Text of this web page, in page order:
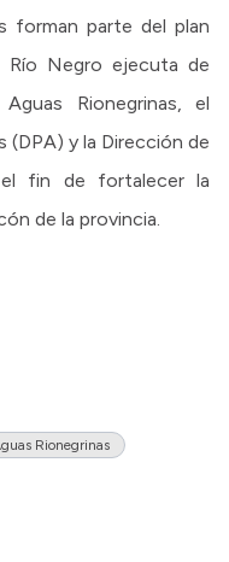
forman parte del plan
Negro ejecuta de
Rionegrinas, el
(DPA) y la Dirección de
fin de fortalecer la
de la provincia.
Rionegrinas